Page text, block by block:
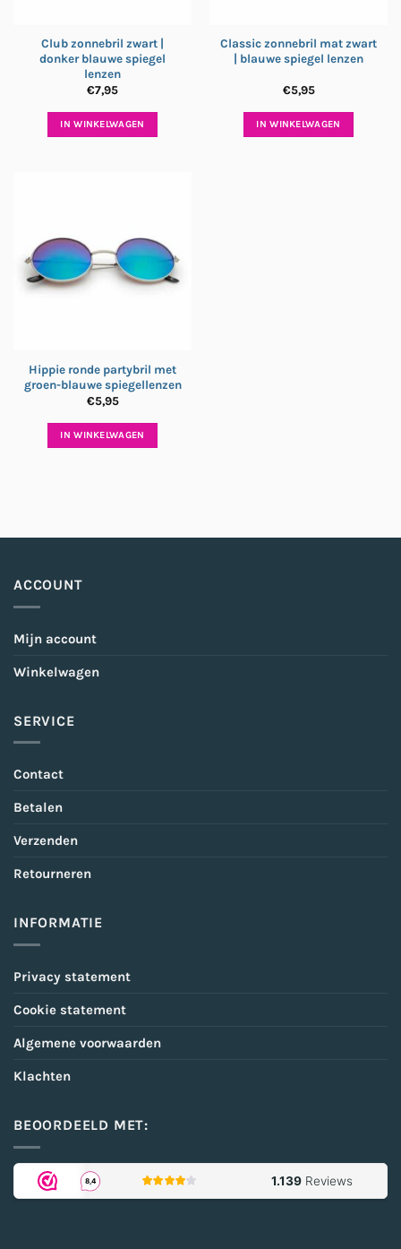
Club zonnebril zwart |
donker blauwe spiegel
lenzen
€7,95
IN WINKELWAGEN
Classic zonnebril mat zwart
| blauwe spiegel lenzen
€5,95
IN WINKELWAGEN
Hippie ronde partybril met
groen-blauwe spiegellenzen
€5,95
IN WINKELWAGEN
ACCOUNT
Mijn account
Winkelwagen
SERVICE
Contact
Betalen
Verzenden
Retourneren
INFORMATIE
Privacy statement
Cookie statement
Algemene voorwaarden
Klachten
BEOORDEELD MET: